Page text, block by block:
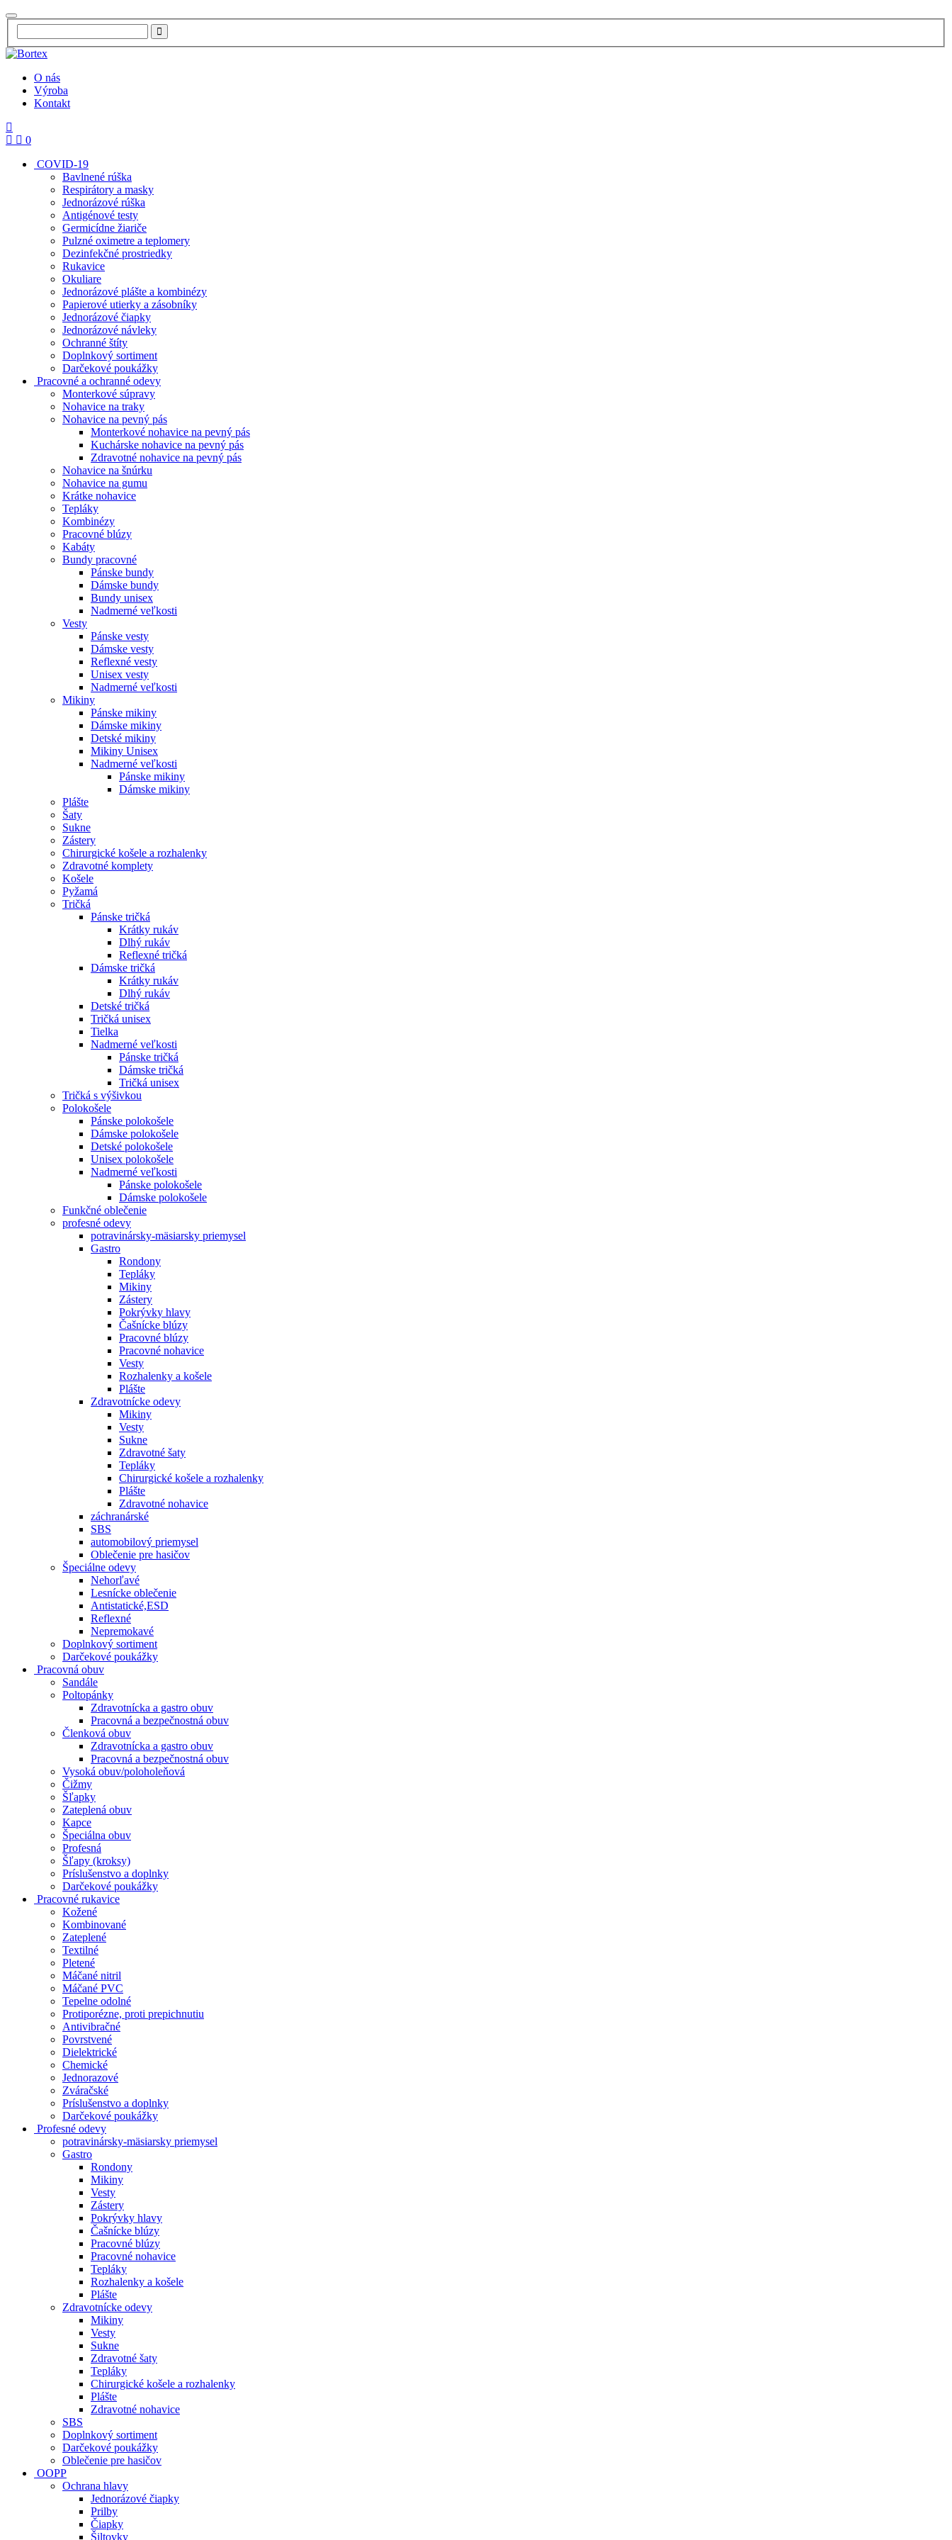
O nás
Výroba
Kontakt
0
COVID-19
Bavlnené rúška
Respirátory a masky
Jednorázové rúška
Antigénové testy
Germicídne žiariče
Pulzné oximetre a teplomery
Dezinfekčné prostriedky
Rukavice
Okuliare
Jednorázové plášte a kombinézy
Papierové utierky a zásobníky
Jednorázové čiapky
Jednorázové návleky
Ochranné štíty
Doplnkový sortiment
Darčekové poukážky
Pracovné a ochranné odevy
Monterkové súpravy
Nohavice na traky
Nohavice na pevný pás
Monterkové nohavice na pevný pás
Kuchárske nohavice na pevný pás
Zdravotné nohavice na pevný pás
Nohavice na šnúrku
Nohavice na gumu
Krátke nohavice
Tepláky
Kombinézy
Pracovné blúzy
Kabáty
Bundy pracovné
Pánske bundy
Dámske bundy
Bundy unisex
Nadmerné veľkosti
Vesty
Pánske vesty
Dámske vesty
Reflexné vesty
Unisex vesty
Nadmerné veľkosti
Mikiny
Pánske mikiny
Dámske mikiny
Detské mikiny
Mikiny Unisex
Nadmerné veľkosti
Pánske mikiny
Dámske mikiny
Plášte
Šaty
Sukne
Zástery
Chirurgické košele a rozhalenky
Zdravotné komplety
Košele
Pyžamá
Tričká
Pánske tričká
Krátky rukáv
Dlhý rukáv
Reflexné tričká
Dámske tričká
Krátky rukáv
Dlhý rukáv
Detské tričká
Tričká unisex
Tielka
Nadmerné veľkosti
Pánske tričká
Dámske tričká
Tričká unisex
Tričká s výšivkou
Polokošele
Pánske polokošele
Dámske polokošele
Detské polokošele
Unisex polokošele
Nadmerné veľkosti
Pánske polokošele
Dámske polokošele
Funkčné oblečenie
profesné odevy
potravinársky-mäsiarsky priemysel
Gastro
Rondony
Tepláky
Mikiny
Zástery
Pokrývky hlavy
Čašnícke blúzy
Pracovné blúzy
Pracovné nohavice
Vesty
Rozhalenky a košele
Plášte
Zdravotnícke odevy
Mikiny
Vesty
Sukne
Zdravotné šaty
Tepláky
Chirurgické košele a rozhalenky
Plášte
Zdravotné nohavice
záchranárské
SBS
automobilový priemysel
Oblečenie pre hasičov
Špeciálne odevy
Nehorľavé
Lesnícke oblečenie
Antistatické,ESD
Reflexné
Nepremokavé
Doplnkový sortiment
Darčekové poukážky
Pracovná obuv
Sandále
Poltopánky
Zdravotnícka a gastro obuv
Pracovná a bezpečnostná obuv
Členková obuv
Zdravotnícka a gastro obuv
Pracovná a bezpečnostná obuv
Vysoká obuv/poloholeňová
Čižmy
Šľapky
Zateplená obuv
Kapce
Špeciálna obuv
Profesná
Šľapy (kroksy)
Príslušenstvo a doplnky
Darčekové poukážky
Pracovné rukavice
Kožené
Kombinované
Zateplené
Textilné
Pletené
Máčané nitril
Máčané PVC
Tepelne odolné
Protiporézne, proti prepichnutiu
Antivibračné
Povrstvené
Dielektrické
Chemické
Jednorazové
Zváračské
Príslušenstvo a doplnky
Darčekové poukážky
Profesné odevy
potravinársky-mäsiarsky priemysel
Gastro
Rondony
Mikiny
Vesty
Zástery
Pokrývky hlavy
Čašnícke blúzy
Pracovné blúzy
Pracovné nohavice
Tepláky
Rozhalenky a košele
Plášte
Zdravotnícke odevy
Mikiny
Vesty
Sukne
Zdravotné šaty
Tepláky
Chirurgické košele a rozhalenky
Plášte
Zdravotné nohavice
SBS
Doplnkový sortiment
Darčekové poukážky
Oblečenie pre hasičov
OOPP
Ochrana hlavy
Jednorázové čiapky
Prilby
Čiapky
Šiltovky